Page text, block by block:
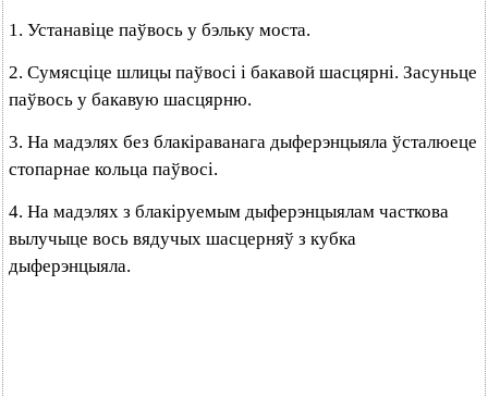
1. Устанавіце паўвось у бэльку моста.
2. Сумясціце шлицы паўвосі і бакавой шасцярні. Засуньце
паўвось у бакавую шасцярню.
3. На мадэлях без блакіраванага дыферэнцыяла ўсталюеце
стопарнае кольца паўвосі.
4. На мадэлях з блакіруемым дыферэнцыялам часткова
вылучыце вось вядучых шасцерняў з кубка
дыферэнцыяла.